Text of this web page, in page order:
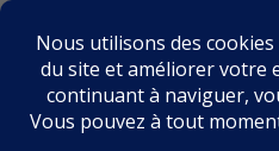
LE BLOG DU BIBLIOPHILE,